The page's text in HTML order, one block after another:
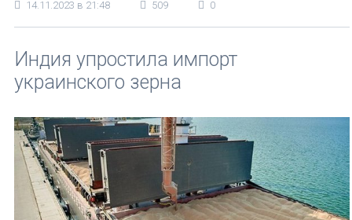
14.11.2023 в 21:48 509 0
Индия упростила импорт
украинского зерна